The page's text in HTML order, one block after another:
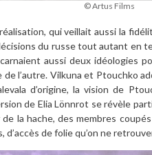
© Artus Films
qui veillait aussi la
du russe tout autant en
aussi deux idéologies
l’autre. Vilkuna et Ptouchko
d’origine, la vision de
de Elia Lönnrot se révèle
la hache, des membres
d’accès de folie qu’on ne